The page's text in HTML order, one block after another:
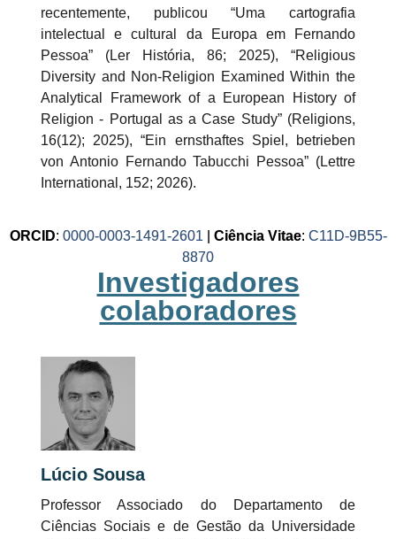
recentemente, publicou “Uma cartografia
intelectual e cultural da Europa em Fernando
Pessoa” (Ler História, 86; 2025), “Religious
Diversity and Non-Religion Examined Within the
Analytical Framework of a European History of
Religion - Portugal as a Case Study” (Religions,
16(12); 2025), “Ein ernsthaftes Spiel, betrieben
von Antonio Fernando Tabucchi Pessoa” (Lettre
International, 152; 2026).
ORCID: 0000-0003-1491-2601 Ciência Vitae: C11D-9B55-
8870
Investigadores
colaboradores
Lúcio Sousa
Professor Associado do Departamento de
Ciências Sociais e de Gestão da Universidade